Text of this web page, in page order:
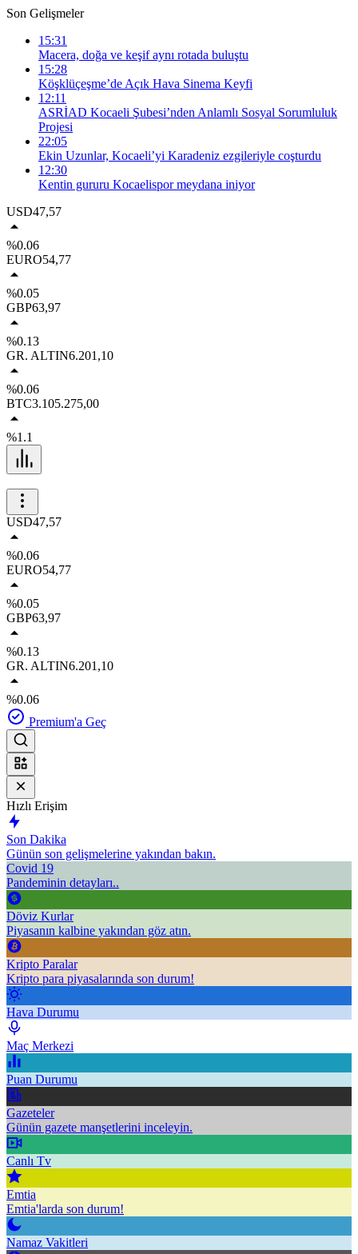
Son Gelişmeler
15:31
Macera, doğa ve keşif aynı rotada buluştu
15:28
Köşklüçeşme’de Açık Hava Sinema Keyfi
12:11
ASRİAD Kocaeli Şubesi’nden Anlamlı Sosyal Sorumluluk
Projesi
22:05
Ekin Uzunlar, Kocaeli’yi Karadeniz ezgileriyle coşturdu
12:30
Kentin gururu Kocaelispor meydana iniyor
USD47,57
%0.06
EURO54,77
%0.05
GBP63,97
%0.13
GR. ALTIN6.201,10
%0.06
BTC3.105.275,00
%1.1
USD47,57
%0.06
EURO54,77
%0.05
GBP63,97
%0.13
GR. ALTIN6.201,10
%0.06
Premium'a Geç
Hızlı Erişim
Son Dakika
Günün son gelişmelerine yakından bakın.
Covid 19
Pandeminin detayları..
Döviz Kurlar
Piyasanın kalbine yakından göz atın.
Kripto Paralar
Kripto para piyasalarında son durum!
Hava Durumu
Maç Merkezi
Puan Durumu
Gazeteler
Günün gazete manşetlerini inceleyin.
Canlı Tv
Emtia
Emtia'larda son durum!
Namaz Vakitleri